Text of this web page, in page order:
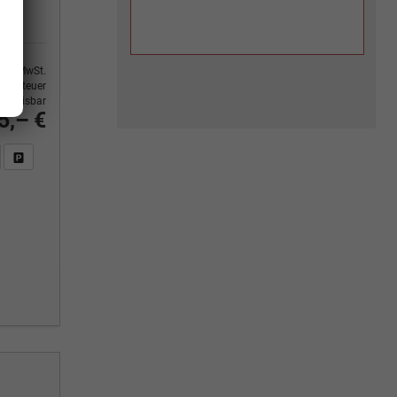
€
19% MwSt.
Sie anFahrzeugexposé drucken